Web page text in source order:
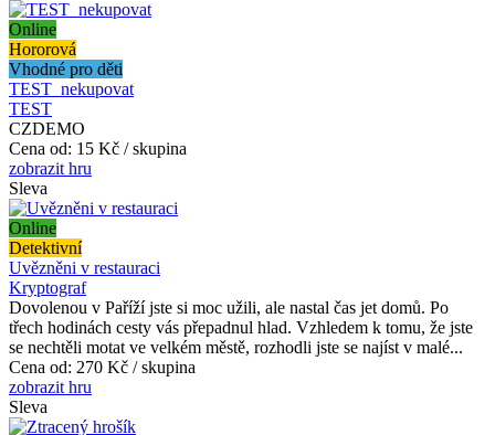
Online
Hororová
Vhodné pro děti
TEST_nekupovat
TEST
CZDEMO
Cena od: 15 Kč / skupina
zobrazit hru
Sleva
Online
Detektivní
Uvězněni v restauraci
Kryptograf
Dovolenou v Paříží jste si moc užili, ale nastal čas jet domů. Po
třech hodinách cesty vás přepadnul hlad. Vzhledem k tomu, že jste
se nechtěli motat ve velkém městě, rozhodli jste se najíst v malé...
Cena od: 270 Kč / skupina
zobrazit hru
Sleva